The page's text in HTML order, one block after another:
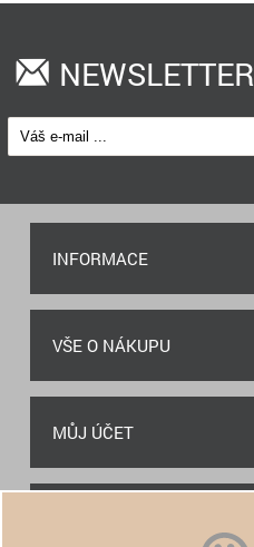
NEWSLETTER
INFORMACE
VŠE O NÁKUPU
MŮJ ÚČET